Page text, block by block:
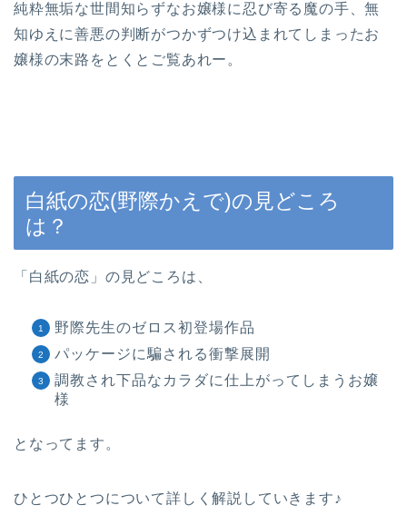
純粋無垢な世間知らずなお嬢様に忍び寄る魔の手、無
知ゆえに善悪の判断がつかずつけ込まれてしまったお
嬢様の末路をとくとご覧あれー。
白紙の恋(野際かえで)の見どころ
は？
「 白紙の恋 」の見どころは、
野際先生のゼロス初登場作品
パッケージに騙される衝撃展開
調教され下品なカラダに仕上がってしまうお嬢
様
となってます。
ひとつひとつについて詳しく解説していきます♪